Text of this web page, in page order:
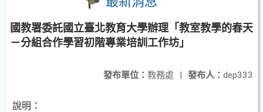
國教署委託國立臺北教育大學辦理「教室教學的春天
－分組合作學習初階專業培訓工作坊」
發布人： dep333
發布單位： 教務處 |
說明：